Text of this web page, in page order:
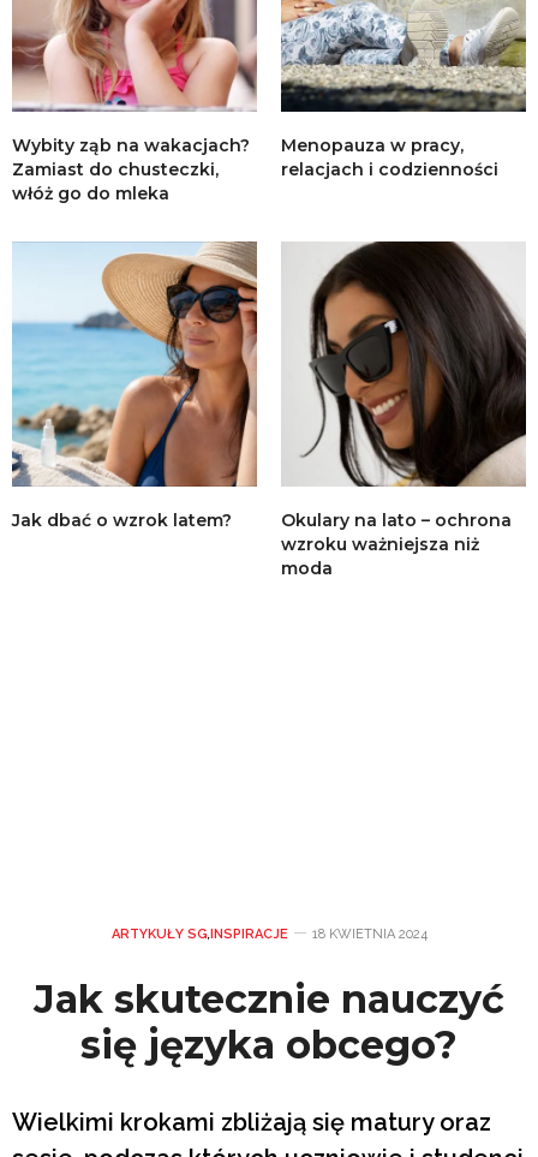
Wybity ząb na wakacjach?
Zamiast do chusteczki,
włóż go do mleka
Menopauza w pracy,
relacjach i codzienności
Jak dbać o wzrok latem?
Okulary na lato – ochrona
wzroku ważniejsza niż
moda
ARTYKUŁY SG,INSPIRACJE 18 KWIETNIA 2024
Jak skutecznie nauczyć
się języka obcego?
Wielkimi krokami zbliżają się matury oraz